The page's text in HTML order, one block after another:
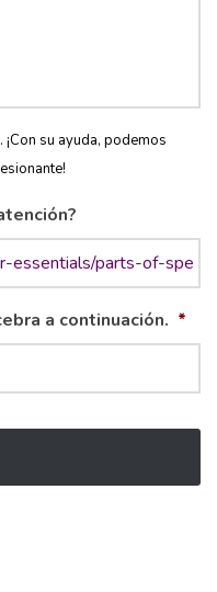
su ayuda, podemos
a continuación. *